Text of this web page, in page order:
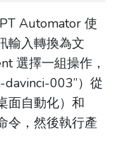
Automator 使
輸入轉換為文
選擇一組操作，
003”）從
面自動化）和
令，然後執行產